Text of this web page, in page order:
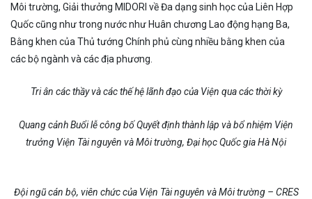
Môi trường, Giải thưởng MIDORI về Đa dạng sinh học của Liên Hợp
Quốc cũng như trong nước như Huân chương Lao động hạng Ba,
Bằng khen của Thủ tướng Chính phủ cùng nhiều bằng khen của
các bộ ngành và các địa phương.
Tri ân các thầy và các thế hệ lãnh đạo của Viện qua các thời kỳ
Quang cảnh Buổi lễ công bố Quyết định thành lập và bổ nhiệm Viện
trưởng Viện Tài nguyên và Môi trường, Đại học Quốc gia Hà Nội
Đội ngũ cán bộ, viên chức của Viện Tài nguyên và Môi trường – CRES